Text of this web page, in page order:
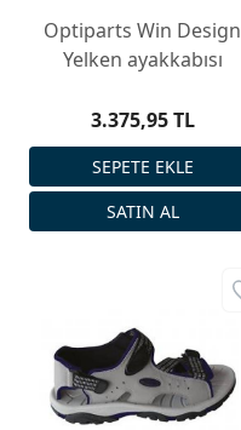
Optiparts Win Design
Yelken ayakkabısı
3.375,95 TL